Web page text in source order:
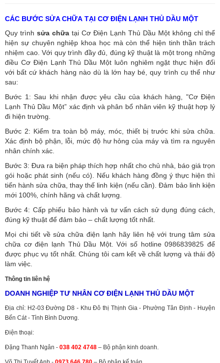
CÁC BƯỚC SỬA CHỮA TẠI CƠ ĐIỆN LẠNH THỦ DẦU MỘT
Quy trình sửa chữa tại Cơ Điện Lạnh Thủ Dầu Một không chỉ thể
hiện sự chuyên nghiệp khoa học mà còn thể hiện tinh thần trách
nhiệm cao. Với quy trình đầy đủ, đúng kỹ thuật là một trong những
điều Cơ Điện Lạnh Thủ Dầu Một luôn nghiêm ngặt thực hiện đối
với bất cứ khách hàng nào dù là lớn hay bé, quy trình cụ thể như
sau:
Bước 1: Sau khi nhận được yêu cầu của khách hàng, "Cơ Điện
Lạnh Thủ Dầu Một” xác định và phân bổ nhân viên kỹ thuật hợp lý
đi hiện trường.
Bước 2: Kiểm tra toàn bộ máy, móc, thiết bị trước khi sửa chữa.
Xác định bộ phận, lỗi, mức độ hư hỏng của máy và tìm ra nguyên
nhân chính xác.
Bước 3: Đưa ra biện pháp thích hợp nhất cho chủ nhà, báo giá trọn
gói hoặc phát sinh (nếu có). Nếu khách hàng đồng ý thực hiện thì
tiến hành sửa chữa, thay thế linh kiện (nếu cần). Đảm bảo linh kiện
mới 100%, chính hãng và chất lượng.
Bước 4: Cấp phiếu bảo hành và tư vấn cách sử dụng đúng cách,
đúng kỹ thuật để đảm bảo – chất lượng tốt nhất.
Mọi chi tiết về sửa chữa điện lạnh hãy liên hệ với trung tâm sửa
chữa cơ điện lạnh Thủ Dầu Một. Với số hotline 0986839825 để
được phục vụ tốt nhất. Chúng tôi cam kết về chất lượng và thái độ
làm việc.
Thông tin liên hệ
DOANH NGHIỆP TƯ NHÂN CƠ ĐIỆN LẠNH THỦ DẦU MỘT
Địa chỉ: H2-03 Đường D8 - Khu Đô thị Thịnh Gia - Phường Tân Định - Huyện
Bến Cát - Tỉnh Bình Dương.
Điện thoại:
Đặng Thanh Ngân - 038 402 4748 – Bộ phận kinh doanh.